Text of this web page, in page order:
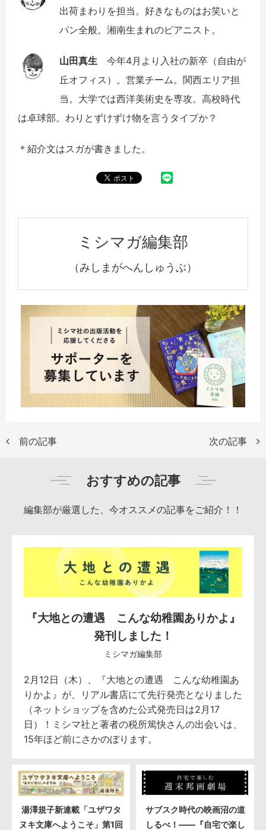
出荷まわりを担当。好きなものはお笑いと
パン全般。湘南生まれのピアニスト。
山田真生 今年4月より入社の新卒（自由が
丘オフィス）。営業チーム。関西エリア担
当。大学では西洋美術史を専攻。高校時代
は卓球部。わりとずけずけ物を言うタイプか？
＊紹介文はスガが書きました。
ミシマガ編集部
（みしまがへんしゅうぶ）
前の記事 次の記事
おすすめの記事
編集部が厳選した、今オススメの記事をご紹介！！
『大地との遭遇 こんな幼稚園ありかよ』
発刊しました！
ミシマガ編集部
2月12日（木）、『大地との遭遇 こんな幼稚園あ
りかよ』が、リアル書店にて先行発売となりました
（ネットショップを含めた公式発売日は2月17
日）！ミシマ社と著者の税所篤快さんの出会いは、
15年ほど前にさかのぼります。
湯澤規子新連載「ユザワタ
ヌキ文庫へようこそ」第1回
サブスク時代の映画沼の道
しるべ！――『自宅で楽し